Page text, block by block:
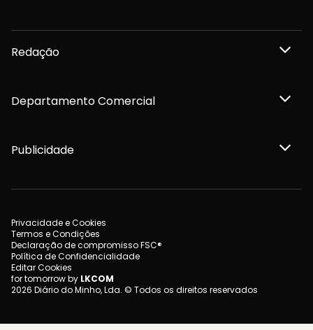
Redação
Departamento Comercial
Publicidade
Privacidade e Cookies
Termos e Condições
Declaração de compromisso FSC®
Política de Confidencialidade
Editar Cookies
for tomorrow by LKCOM
2026 Diário do Minho, Lda. © Todos os direitos reservados